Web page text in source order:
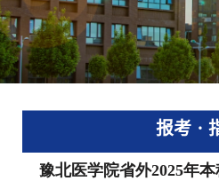
报考 ·
豫北医学院省外2025年